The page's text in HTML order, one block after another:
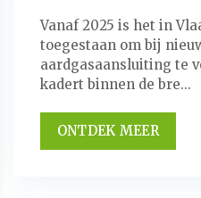
Vanaf 2025 is het in
toegestaan om bij
aardgasaansluiting te
kadert binnen de bre...
ONTDEK MEER